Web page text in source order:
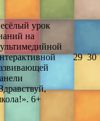
урок
на
6+
29 30